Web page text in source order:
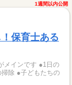
1週間以内公開
保育士ある
です ●1日の
除 ●子どもたちの